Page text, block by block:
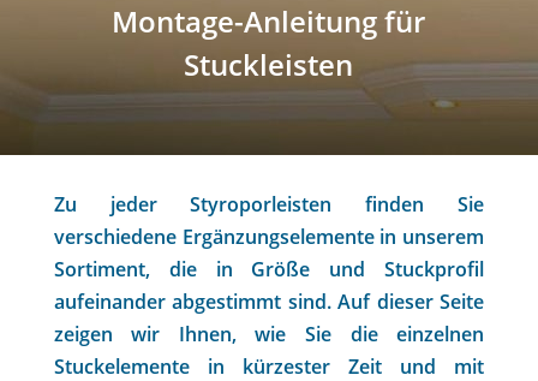
Montage-Anleitung für
Stuckleisten
Zu jeder Styroporleisten finden Sie
verschiedene Ergänzungselemente in unserem
Sortiment, die in Größe und Stuckprofil
aufeinander abgestimmt sind. Auf dieser Seite
zeigen wir Ihnen, wie Sie die einzelnen
Stuckelemente in kürzester Zeit und mit